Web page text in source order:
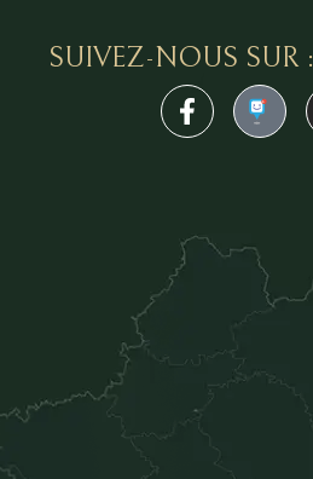
SUIVEZ-NOUS SUR :
1